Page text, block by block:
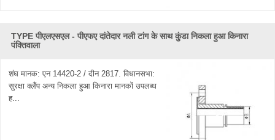
TYPE पीएलएसएल - पीएफए ​​दांतेदार नली टांग के साथ कुंडा निकला हुआ किनारा
पंक्तिवाला
शंघ मानक: एन 14420-2 / दीन 2817. विधानसभा:
सुरक्षा क्लैंप अन्य निकला हुआ किनारा मानकों उपलब्ध
ह...